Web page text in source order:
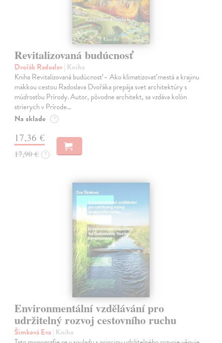
Revitalizovaná budúcnosť
Dvořák Radoslav| Kniha
Kniha Revitalizovaná budúcnosť – Ako klimatizovať mestá a krajinu
mäkkou cestou Radoslava Dvořáka prepája svet architektúry s
múdrosťou Prírody. Autor, pôvodne architekt, sa vzdáva kolón
strierych v Prírode…
Na sklade ?
17,36 €
17,90 € ?
Environmentální vzdělávání pro
udržitelný rozvoj cestovního ruchu
Šimková Eva| Kniha